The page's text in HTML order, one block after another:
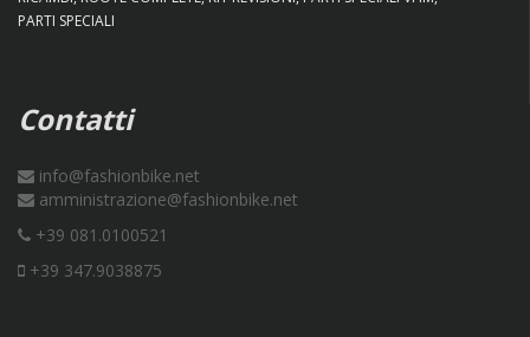
PARTI SPECIALI
Contatti
info@fashionbike.net
amministrazione@fashionbike.net
+39 081.0100521
+39 347.9038875